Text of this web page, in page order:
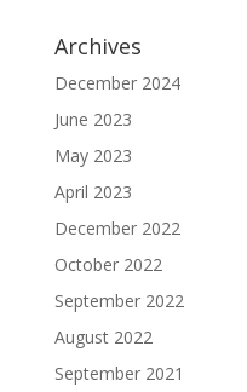
Archives
December 2024
June 2023
May 2023
April 2023
December 2022
October 2022
September 2022
August 2022
September 2021